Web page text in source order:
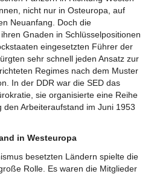
nicht nur in Osteuropa, auf
Neuanfang. Doch die
Gnaden in Schlüsselpositionen
eingesetzten Führer der
sehr schnell jeden Ansatz zur
Regimes nach dem Muster
In der DDR war die SED das
sie organisierte eine Reihe
Arbeiteraufstand im Juni 1953
in Westeuropa
besetzten Ländern spielte die
Rolle. Es waren die Mitglieder